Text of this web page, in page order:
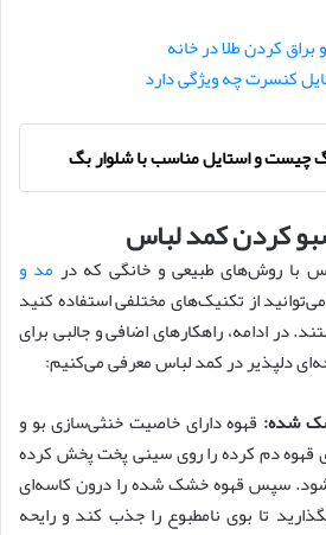
براق کردن طلا در خانه
کنسرت چه ویژگی دارد
چیست و استایل مناسب با شلوار بگ
کردن کمد لباس
با روش‌های طبیعی و خانگی که در مد و
می‌توانید از تکنیک‌های مختلفی استفاده کنید
در ادامه، راهکارهای اضافی و جالبی برای
دلپذیر در کمد لباس معرفی می‌کنیم:
شده: قهوه دارای خاصیت خنثی‌سازی بو و
قهوه دم کرده را روی سینی پخت پخش کرده
سپس قهوه خشک شده را درون کاسه‌ای
تا بوی نامطبوع را جذب کند و رایحه